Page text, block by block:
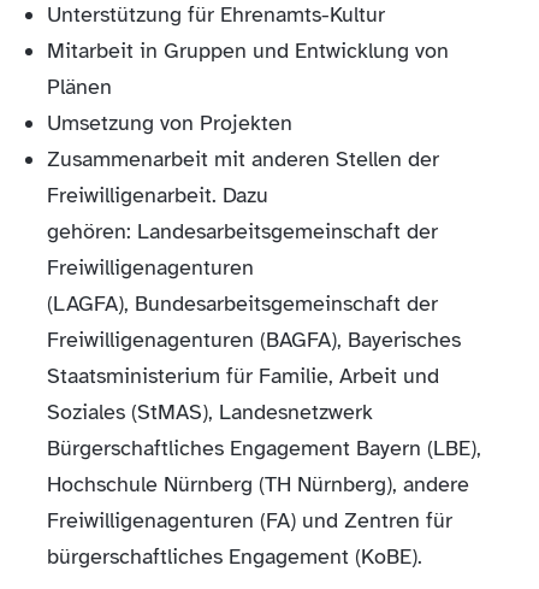
Unterstützung für Ehrenamts-Kultur
Mitarbeit in Gruppen und Entwicklung von
Plänen
Umsetzung von Projekten
Zusammenarbeit mit anderen Stellen der
Freiwilligenarbeit. Dazu
gehören: Landesarbeitsgemeinschaft der
Freiwilligenagenturen
(LAGFA), Bundesarbeitsgemeinschaft der
Freiwilligenagenturen (BAGFA), Bayerisches
Staatsministerium für Familie, Arbeit und
Soziales (StMAS), Landesnetzwerk
Bürgerschaftliches Engagement Bayern (LBE),
Hochschule Nürnberg (TH Nürnberg), andere
Freiwilligenagenturen (FA) und Zentren für
bürgerschaftliches Engagement (KoBE).